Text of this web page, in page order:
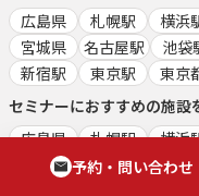
広島県
札幌駅 横浜
宮城県
名古屋駅 池袋
新宿駅
東京駅
東京
セミナーにおすすめの施設
広島県
札幌駅 横浜
宮城県
名古屋駅 池袋駅
予約・問い合わせ